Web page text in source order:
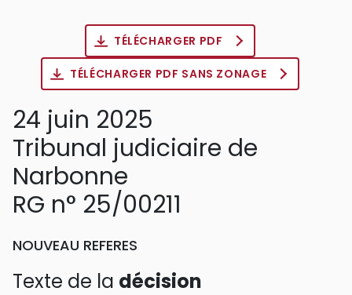
TÉLÉCHARGER PDF
TÉLÉCHARGER PDF SANS ZONAGE
24 juin 2025
Tribunal judiciaire de
Narbonne
RG n° 25/00211
NOUVEAU REFERES
Texte de la décision